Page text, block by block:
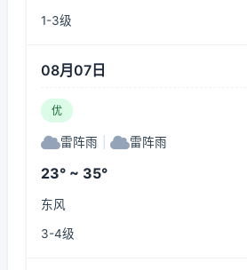
1-3级
08月07日
优
雷阵雨 雷阵雨
23° ~ 35°
东风
3-4级